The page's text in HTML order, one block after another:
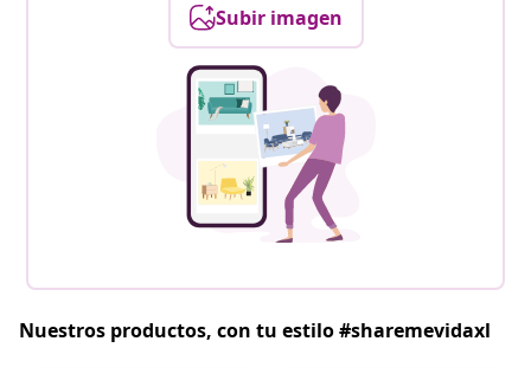
Subir imagen
Nuestros productos, con tu estilo #sharemevidaxl